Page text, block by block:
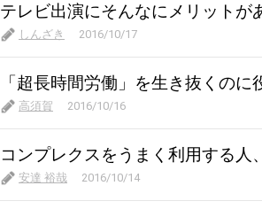
テレビ出演にそんなにメリットが
しんざき 2016/10/17
「超長時間労働」を生き抜くの
高須賀 2016/10/16
コンプレクスをうまく利用する人
安達 裕哉 2016/10/14